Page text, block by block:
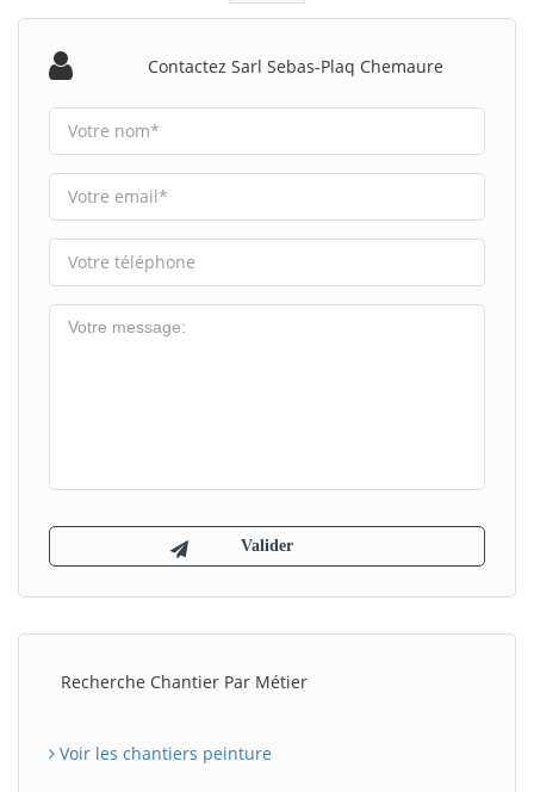
Contactez Sarl Sebas-Plaq Chemaure
Recherche Chantier Par Métier
Voir les chantiers peinture